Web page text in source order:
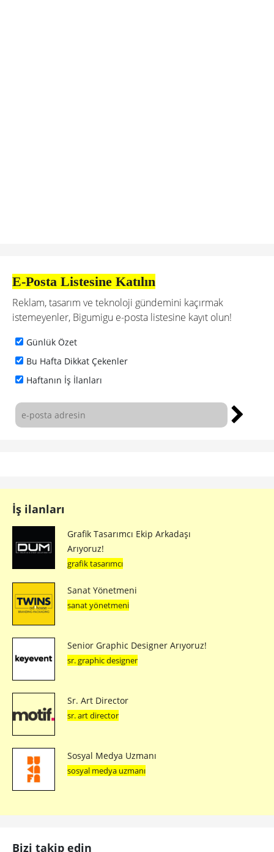
E-Posta Listesine Katılın
Reklam, tasarım ve teknoloji gündemini kaçırmak
istemeyenler, Bigumigu e-posta listesine kayıt olun!
Günlük Özet
Bu Hafta Dikkat Çekenler
Haftanın İş İlanları
İş ilanları
Grafik Tasarımcı Ekip Arkadaşı
Arıyoruz!
grafik tasarımcı
Sanat Yönetmeni
sanat yönetmeni
Senior Graphic Designer Arıyoruz!
sr. graphic designer
Sr. Art Director
sr. art director
Sosyal Medya Uzmanı
sosyal medya uzmanı
Bizi takip edin